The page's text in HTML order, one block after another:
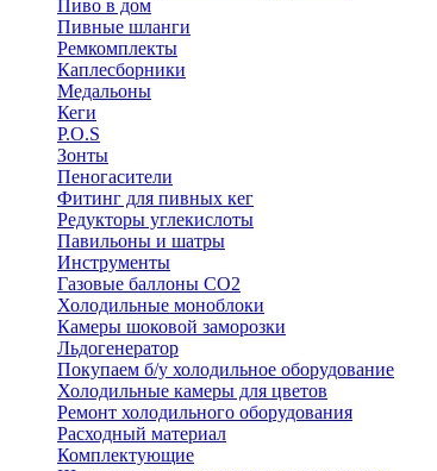
Пиво в дом
Пивные шланги
Ремкомплекты
Каплесборники
Медальоны
Кеги
P.O.S
Зонты
Пеногасители
Фитинг для пивных кег
Редукторы углекислоты
Павильоны и шатры
Инструменты
Газовые баллоны CO2
Холодильные моноблоки
Камеры шоковой заморозки
Льдогенератор
Покупаем б/у холодильное оборудование
Холодильные камеры для цветов
Ремонт холодильного оборудования
Расходный материал
Комплектующие